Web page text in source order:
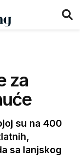
za
su na 400
sa lanjskog